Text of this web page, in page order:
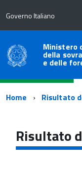
Governo Italiano
Ministero
della
e delle
Percorso
navigazione
Home Risultato
Risultato